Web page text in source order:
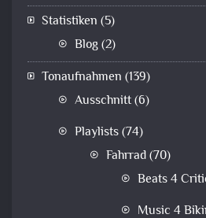
Statistiken (5)
Blog(2)
Tonaufnahmen (139)
Ausschnitt(6)
Playlists(74)
Fahrrad(70)
Beats 4
Music 4